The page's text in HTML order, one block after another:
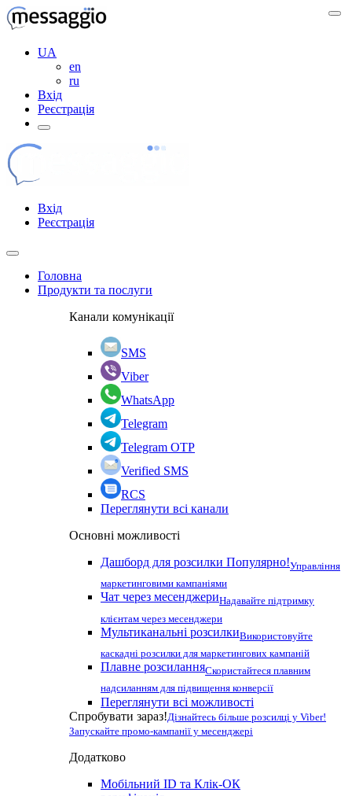
UA
en
ru
Вхід
Реєстрація
Вхід
Реєстрація
Головна
Продукти та послуги
Канали комунікації
SMS
Viber
WhatsApp
Telegram
Telegram OTP
Verified SMS
RCS
Переглянути всі канали
Основні можливості
Дашборд для розсилки Популярно!Управління
маркетинговими кампаніями
Чат через месенджериНадавайте підтримку
клієнтам через месенджери
Мультиканальні розсилкиВикористовуйте
каскадні розсилки для маркетингових кампаній
Плавне розсиланняСкористайтеся плавним
надсиланням для підвищення конверсії
Переглянути всі можливості
Спробувати зараз!Дізнайтесь більше розсилці у Viber!
Запускайте промо-кампанії у месенджері
Додатково
Мобільний ID та Клік-ОК